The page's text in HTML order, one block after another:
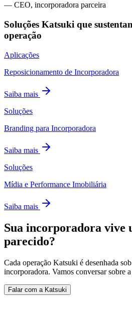
— CEO, incorporadora parceira
Soluções Katsuki que
operação
Aplicações
Reposicionamento de Incorporadora
Saiba mais
Soluções
Branding para Incorporadora
Saiba mais
Soluções
Mídia e Performance Imobiliária
Saiba mais
Sua incorporadora vive
parecido?
Cada operação Katsuki é desenhada
incorporadora. Vamos conversar sobre a
Falar com a Katsuki